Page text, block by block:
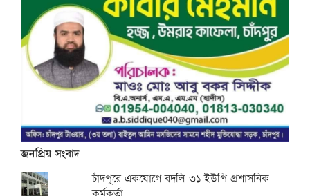
জনপ্রিয় সংবাদ
চাঁদপুরে একযোগে বদলি ৩১ ইউপি প্রশাসনিক